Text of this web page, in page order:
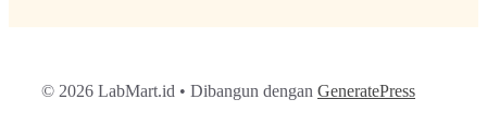
© 2026 LabMart.id • Dibangun dengan GeneratePress